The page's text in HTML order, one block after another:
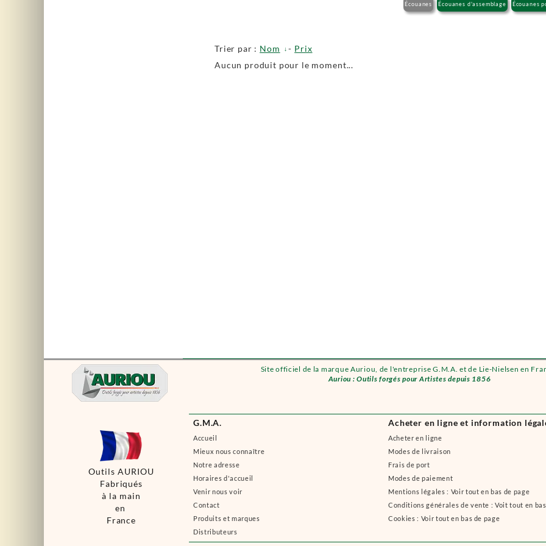
Site officiel de la marque Auriou, de l'entreprise G.M.A. et de Lie-Nielsen en
Auriou : Outils forgés pour Artistes depuis 1856
G.M.A.
Accueil
Mieux nous connaître
Notre adresse
Horaires d'accueil
Venir nous voir
Contact
Produits et marques
Distributeurs
Acheter en ligne et information
Acheter en ligne
Modes de livraison
Frais de port
Modes de paiement
Mentions légales : Voir tout en bas de page
Conditions générales de vente : Voit tout en
Cookies : Voir tout en bas de page
Outils AURIOU
Fabriqués
à la main
en
France
Écouanes Écouanes d'assemblage Écouanes
Trier par : Nom - Prix
Aucun produit pour le moment...